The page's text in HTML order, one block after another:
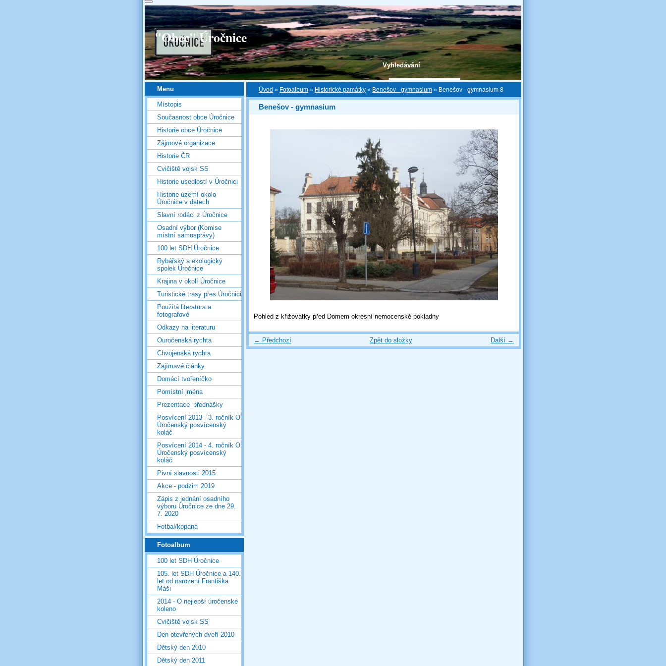
Vyhledávání
"Obec" Úročnice
Úvod » Fotoalbum » Historické památky » Benešov - gymnasium » Benešov - gymnasium 8
Benešov - gymnasium
Pohled z křižovatky před Domem okresní nemocenské pokladny
← Předchozí Další →
Zpět do složky
Menu
Místopis
Současnost obce Úročnice
Historie obce Úročnice
Zájmové organizace
Historie ČR
Cvičiště vojsk SS
Historie usedlostí v Úročnici
Historie území okolo
Úročnice v datech
Slavní rodáci z Úročnice
Osadní výbor (Komise
místní samosprávy)
100 let SDH Úročnice
Rybářský a ekologický
spolek Úročnice
Krajina v okolí Úročnice
Turistické trasy přes Úročnici
Použitá literatura a
fotografové
Odkazy na literaturu
Ouročenská rychta
Chvojenská rychta
Zajímavé články
Domácí tvořeníčko
Pomístní jména
Prezentace_přednášky
Posvícení 2013 - 3. ročník O
Úročenský posvícenský
koláč
Posvícení 2014 - 4. ročník O
Úročenský posvícenský
koláč
Pivní slavnosti 2015
Akce - podzim 2019
Zápis z jednání osadního
výboru Úročnice ze dne 29.
7. 2020
Fotbal/kopaná
Fotoalbum
100 let SDH Úročnice
105. let SDH Úročnice a 140.
let od narození Františka
Máši
2014 - O nejlepší úročenské
koleno
Cvičiště vojsk SS
Den otevřených dveří 2010
Dětský den 2010
Dětský den 2011